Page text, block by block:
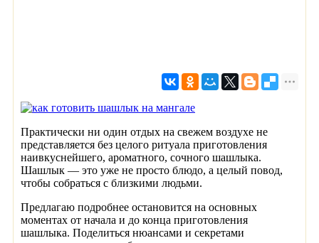
Практически ни один отдых на свежем воздухе не
представляется без целого ритуала приготовления
наивкуснейшего, ароматного, сочного шашлыка.
Шашлык — это уже не просто блюдо, а целый повод,
чтобы собраться с близкими людьми.
Предлагаю подробнее остановится на основных
моментах от начала и до конца приготовления
шашлыка. Поделиться нюансами и секретами